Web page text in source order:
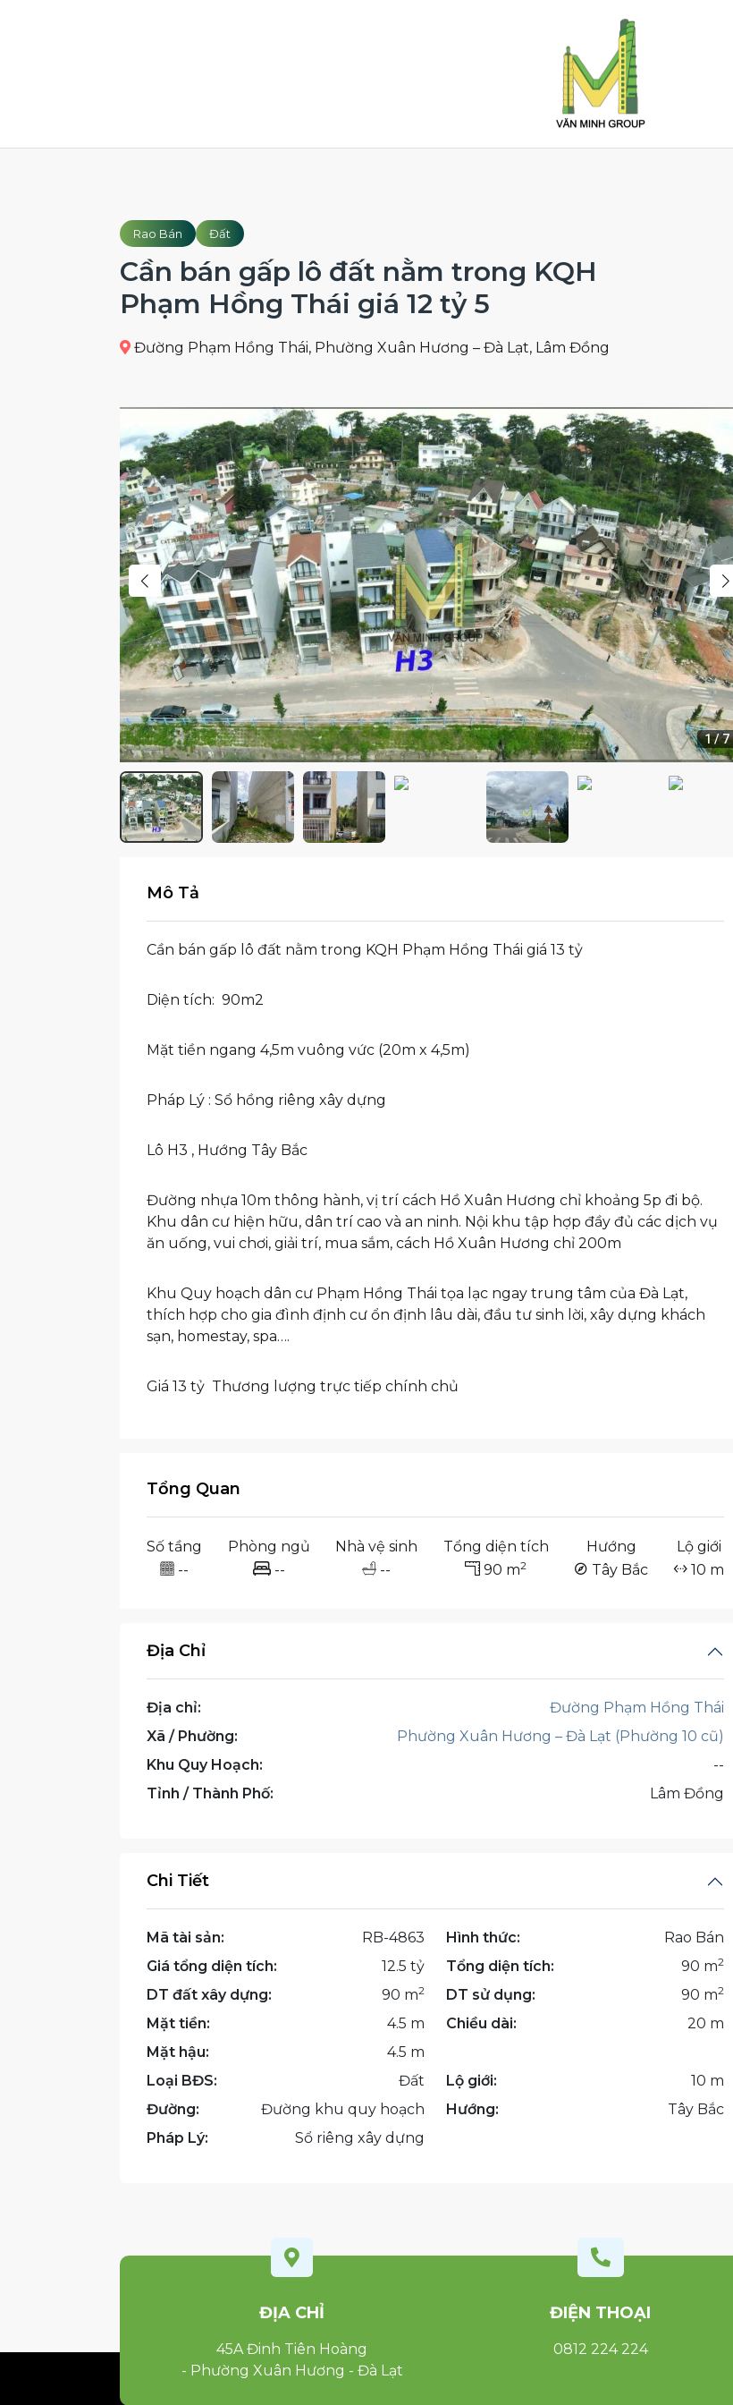
Rao Bán Đất
Cần bán gấp lô đất nằm trong KQH
Phạm Hồng Thái giá 12 tỷ 5
Đường Phạm Hồng Thái, Phường Xuân Hương – Đà Lạt, Lâm Đồng
1/7
Mô Tả
Cần bán gấp lô đất nằm trong KQH Phạm Hồng Thái giá 13 tỷ
Diện tích: 90m2
Mặt tiền ngang 4,5m vuông vức (20m x 4,5m)
Pháp Lý : Sổ hồng riêng xây dựng
Lô H3 , Hướng Tây Bắc
Đường nhựa 10m thông hành, vị trí cách Hồ Xuân Hương chỉ khoảng 5p đi bộ.
Khu dân cư hiện hữu, dân trí cao và an ninh. Nội khu tập hợp đầy đủ các dịch vụ
ăn uống, vui chơi, giải trí, mua sắm, cách Hồ Xuân Hương chỉ 200m
Khu Quy hoạch dân cư Phạm Hồng Thái tọa lạc ngay trung tâm của Đà Lạt,
thích hợp cho gia đình định cư ổn định lâu dài, đầu tư sinh lời, xây dựng khách
sạn, homestay, spa….
Giá 13 tỷ Thương lượng trực tiếp chính chủ
Tổng Quan
Số tầng
--
Phòng ngủ
--
Nhà vệ sinh
--
Tổng diện tích
90 m2
Hướng
Tây Bắc
Lộ giới
10 m
Địa Chỉ
Địa chỉ:
Đường Phạm Hồng Thái
Xã / Phường:
Phường Xuân Hương – Đà Lạt (Phường 10 cũ)
Khu Quy Hoạch:
--
Tỉnh / Thành Phố:
Lâm Đồng
Chi Tiết
Mã tài sản: RB-4863 Hình thức:
Rao Bán
Giá tổng diện tích:
12.5 tỷ Tổng diện tích: 90 m2
DT đất xây dựng: 90 m2 DT sử dụng: 90 m2
Mặt tiền: 4.5 m Chiều dài:
20 m
Mặt hậu:
4.5 m
Loại BĐS:
Đất Lộ giới:
10 m
Đường:
Đường khu quy hoạch Hướng:
Tây Bắc
Pháp Lý:
Sổ riêng xây dựng

ĐỊA CHỈ
45A Đinh Tiên Hoàng
- Phường Xuân Hương - Đà Lạt

ĐIỆN THOẠI
0812 224 224